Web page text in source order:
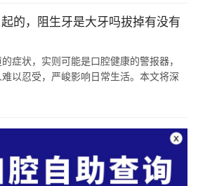
的，阻生牙是大牙吗拔掉有没有
症状，实则可能是口腔健康的警报器，
以忍受，严峻影响日常生活。本文将深